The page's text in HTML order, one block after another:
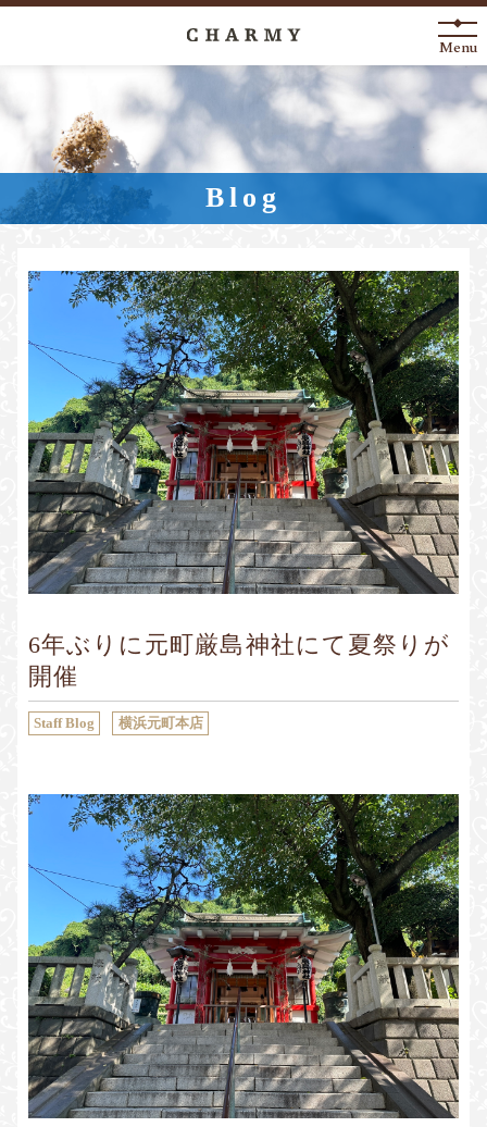
New Arrival
About
Engagement Ring
Marriage Ring
Fashion Jewelry
Anniversary
News Blog Shop List FAQ
Sustainability Voice Catalog Contact
Menu
Blog
6年ぶりに元町厳島神社にて夏祭りが
開催
Staff Blog 横浜元町本店